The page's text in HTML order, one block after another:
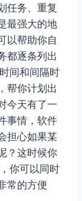
任务、重复
最强大的地
以帮助你自
都逐条列出
间和间隔时
帮你计划出
今天有了一
事情，软件
担心如果某
？这时候你
你可以同时
常的方便